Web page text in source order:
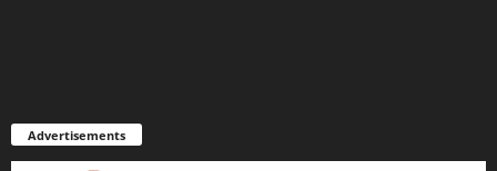
Advertisements